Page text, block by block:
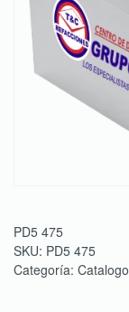
PD5 475
SKU: PD5 475
Categoría: Catalogo